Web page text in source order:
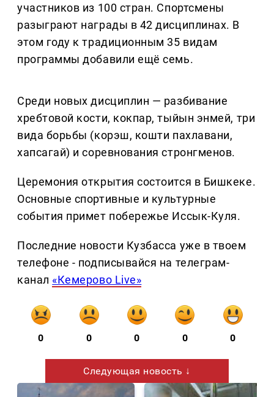
участников из 100 стран. Спортсмены
разыграют награды в 42 дисциплинах. В
этом году к традиционным 35 видам
программы добавили ещё семь.
Среди новых дисциплин — разбивание
хребтовой кости, кокпар, тыйын энмей, три
вида борьбы (корэш, кошти пахлавани,
хапсагай) и соревнования стронгменов.
Церемония открытия состоится в Бишкеке.
Основные спортивные и культурные
события примет побережье Иссык-Куля.
Последние новости Кузбасса уже в твоем
телефоне - подписывайся на телеграм-
канал «Кемерово Live»
0 0 0 0 0
Следующая новость ↓